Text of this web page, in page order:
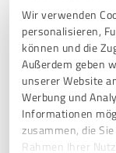
Wir verwenden
personalisieren,
können und die
Außerdem geben
unserer Website
Werbung und
Informationen
zusammen, die
Rahmen Ihrer
4,66 von
SEHR
Vor 4 Monaten